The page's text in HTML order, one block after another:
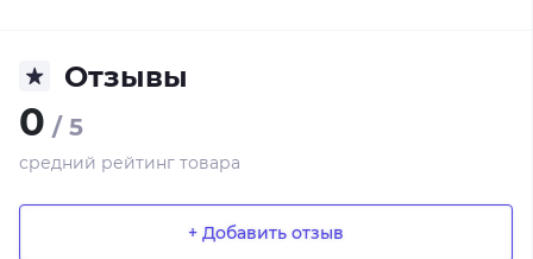
Отзывы
0 / 5
средний рейтинг товара
+ Добавить отзыв